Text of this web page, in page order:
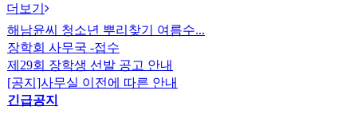
더보기
해남윤씨 청소년 뿌리찾기 여름수...
장학회 사무국 -접수
제29회 장학생 선발 공고 안내
[공지]사무실 이전에 따른 안내
긴급공지